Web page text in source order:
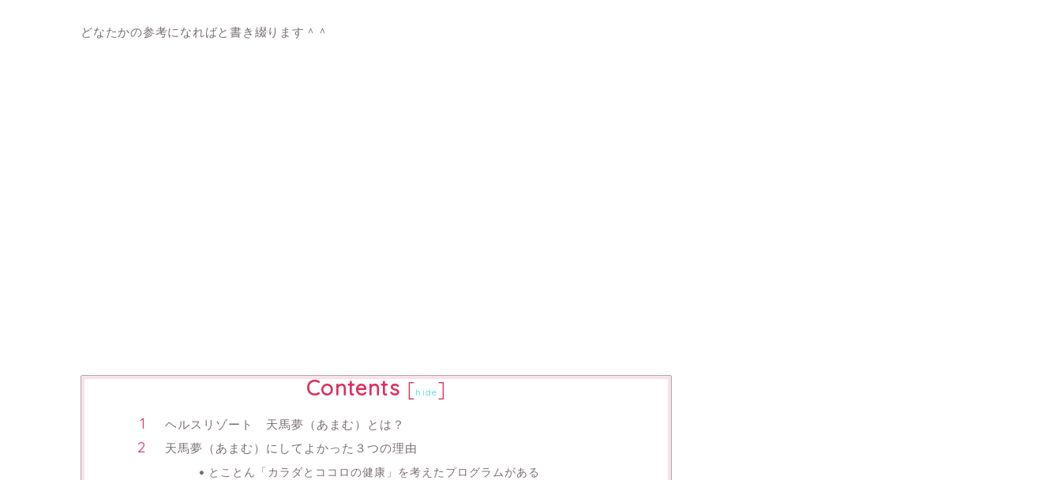
どなたかの参考になればと書き綴ります＾＾
Contents [hide]
ヘルスリゾート 天馬夢（あまむ）とは？
天馬夢（あまむ）にしてよかった３つの理由
とことん「カラダとココロの健康」を考えたプログラムがある